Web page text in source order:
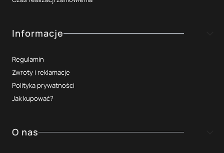
Informacje
Regulamin
Zwroty i reklamacje
Polityka prywatności
Jak kupować?
O nas